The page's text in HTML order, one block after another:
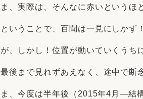
ま、実際は、そんなに赤いというほ
ということで、百聞は一見にしかず
が、しかし！位置が動いていくうち
最後まで見れずあえなく、途中で断
ま、今度は半年後（2015年4月―結